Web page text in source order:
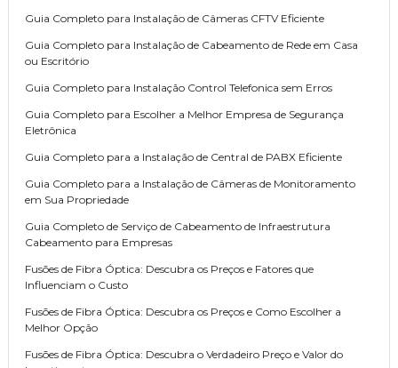
Guia Completo para Instalação de Câmeras CFTV Eficiente
Guia Completo para Instalação de Cabeamento de Rede em Casa
ou Escritório
Guia Completo para Instalação Control Telefonica sem Erros
Guia Completo para Escolher a Melhor Empresa de Segurança
Eletrônica
Guia Completo para a Instalação de Central de PABX Eficiente
Guia Completo para a Instalação de Câmeras de Monitoramento
em Sua Propriedade
Guia Completo de Serviço de Cabeamento de Infraestrutura
Cabeamento para Empresas
Fusões de Fibra Óptica: Descubra os Preços e Fatores que
Influenciam o Custo
Fusões de Fibra Óptica: Descubra os Preços e Como Escolher a
Melhor Opção
Fusões de Fibra Óptica: Descubra o Verdadeiro Preço e Valor do